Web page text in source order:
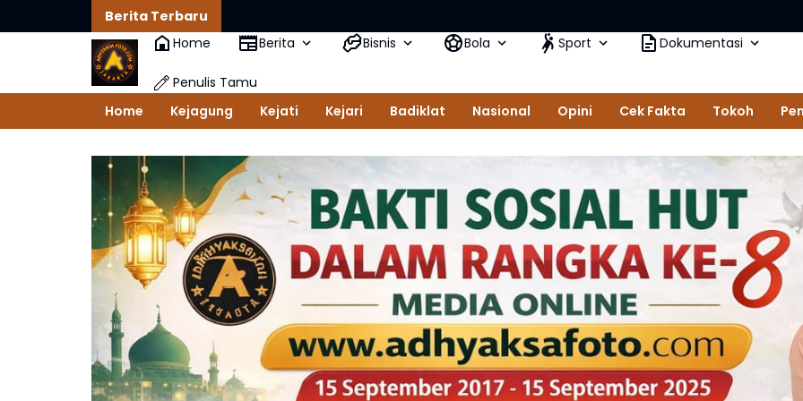
Berita Terbaru
Home
Berita Bisnis Bola Sport Dokumentasi
Penulis Tamu
Home
Kejagung Kejati Kejari Badiklat Nasional Opini Cek Fakta Tokoh